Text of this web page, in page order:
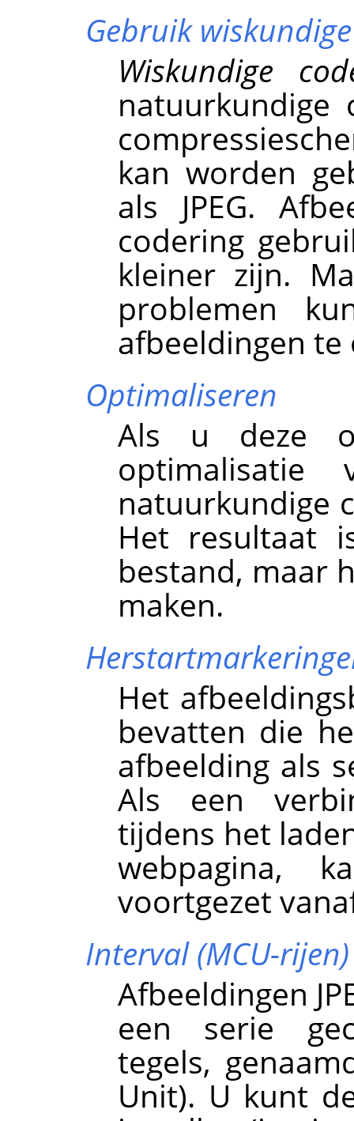
Gebruik
Wiskundige
natuurkundige
kan worden
als JPEG.
codering
kleiner zijn.
problemen
afbeeldingen te
Optimaliseren
Als u deze
optimalisatie
natuurkundige
Het resultaat
bestand, maar
maken.
Het
bevatten die
afbeelding als
Als een
tijdens het
webpagina,
voortgezet
Interval (MCU-rijen)
Afbeeldingen
een serie
tegels,
Unit). U kunt